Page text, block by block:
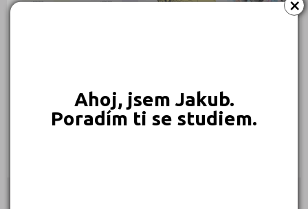
Ahoj, jsem Jakub.
Poradím ti se studiem.